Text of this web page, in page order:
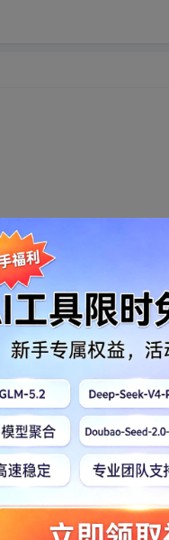
怕怕么？
联网行业那样发生翻天
，我们不妨导演一下几
比较普及，但已经不是
和自定义开发的综合办